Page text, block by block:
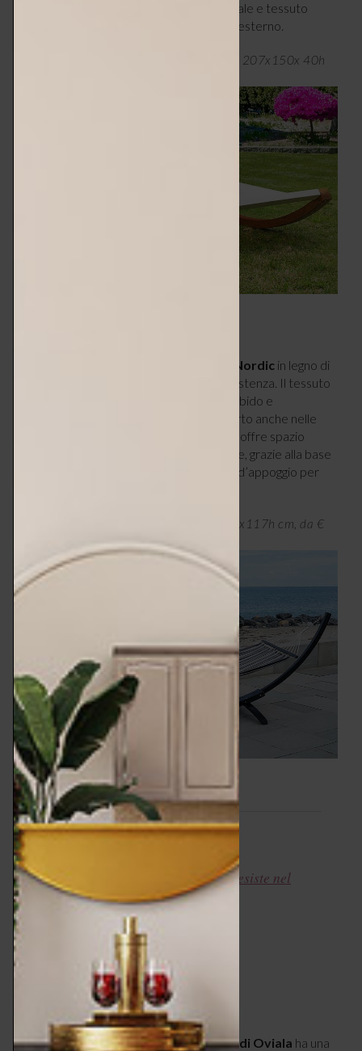
morbide e la combinazione di legno naturale e tessuto
neutro, si adatta a qualsiasi tipo di spazio esterno.
Amaca da giardino a 2 posti di Outsunny, 207x150x 40h
House Nordic in legno di
larice che unisce eleganza, comfort e resistenza. Il tessuto
grigio e nero in cotone e poliestere è morbido e
traspirante, permette di rilassarsi all’aperto anche nelle
giornate più calde. È un’amaca ampia che offre spazio
sufficiente per distendersi in totale relax e, grazie alla base
autoportante, non richiede alberi o punti d’appoggio per
Amaca Tripoli di House Nordic, 120x320x117h cm, da €
housenordic.dk
Tavoli outdoor – comfort che resiste nel
tempo
6 – NATURALEZZA DEL LEGNO
Elegantemente minimal e solida,Manille di Oviala ha una